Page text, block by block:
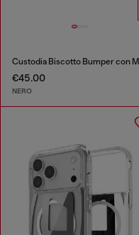
€45.00
NERO